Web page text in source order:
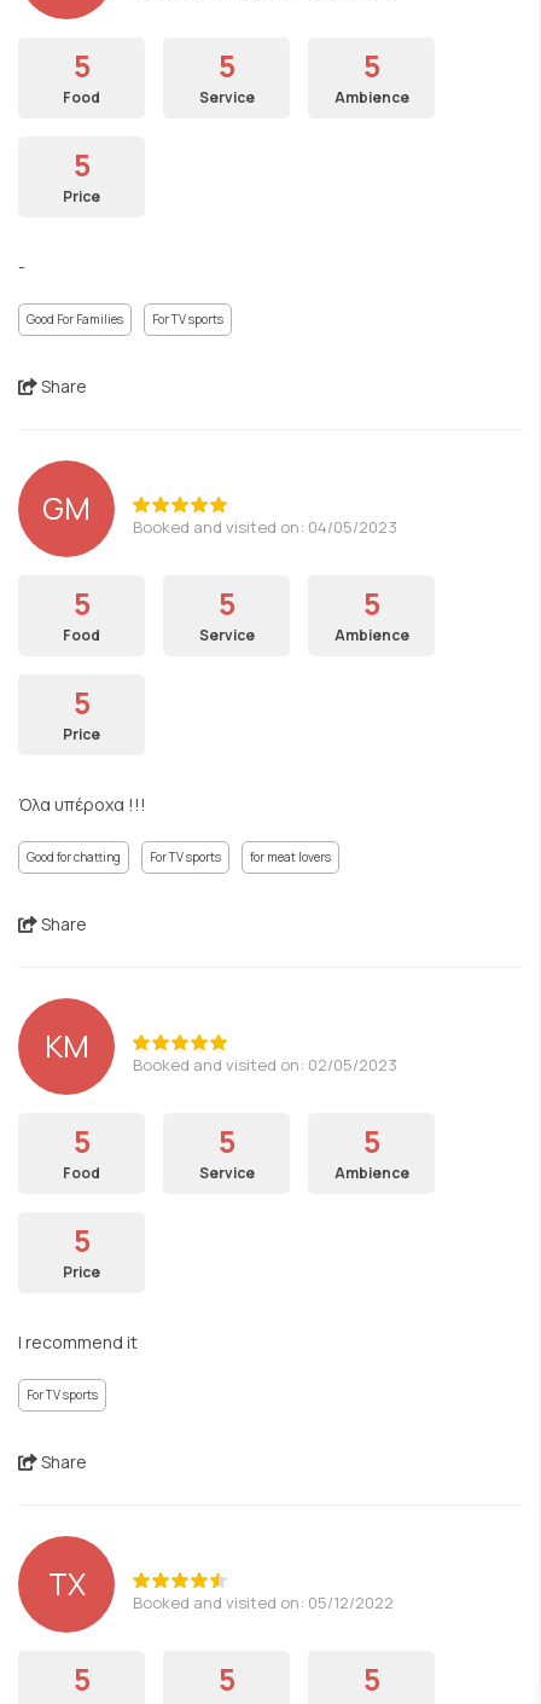
5
Food
5
Service
5
Ambience
5
Price
-
Good For Families For TV sports
Share
GM Booked and visited on: 04/05/2023
5
Food
5
Service
5
Ambience
5
Price
Όλα υπέροχα !!!
Good for chatting For TV sports for meat lovers
Share
ΚΜ Booked and visited on: 02/05/2023
5
Food
5
Service
5
Ambience
5
Price
I recommend it
For TV sports
Share
ΤΧ Booked and visited on: 05/12/2022
5 5 5